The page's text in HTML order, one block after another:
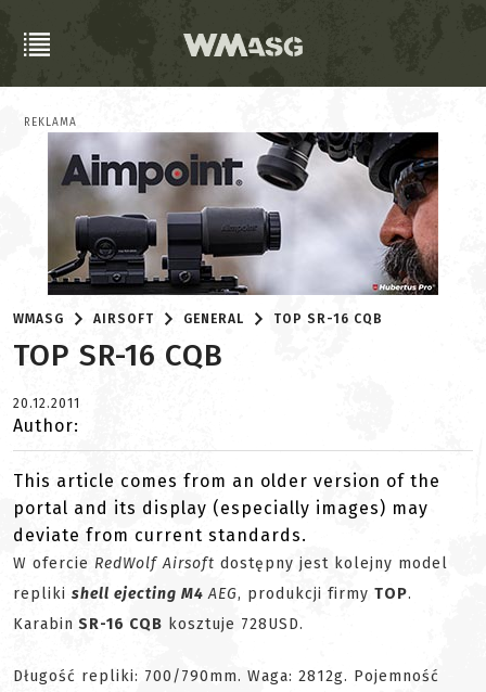
REKLAMA
WMASG AIRSOFT GENERAL TOP SR-16 CQB
TOP SR-16 CQB
20.12.2011
Author:
This article comes from an older version of the
portal and its display (especially images) may
deviate from current standards.
W ofercie RedWolf Airsoft dostępny jest kolejny model
repliki shell ejecting M4AEG, produkcji firmy TOP.
Karabin SR-16 CQB kosztuje 728USD.
Długość repliki: 700/790mm. Waga: 2812g. Pojemność